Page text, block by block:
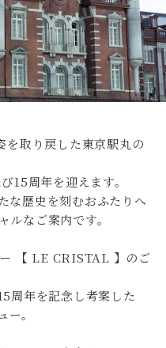
取り戻した東京駅丸の
15周年を迎えます。
な歴史を刻むおふたりへ
なご案内です。
【 LE CRISTAL 】のご
周年を記念し考案した
ー。